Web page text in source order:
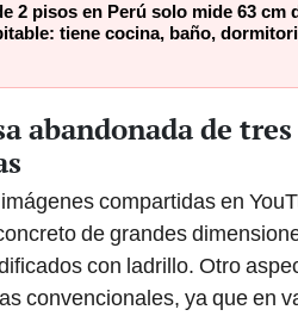
2 pisos en Perú solo mide 63 cm
tiene cocina, baño,
abandonada de
compartidas en
de grandes
con ladrillo. Otro
convencionales, ya que en